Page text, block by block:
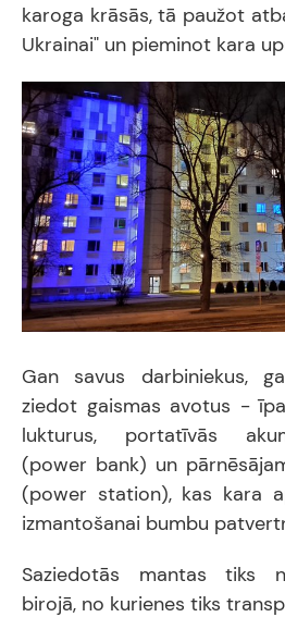
karoga krāsās, tā paužot
Ukrainai" un pieminot kara
Gan savus darbiniekus,
ziedot gaismas avotus -
lukturus, portatīvās
(power bank) un
(power station), kas kara
izmantošanai bumbu
Saziedotās mantas tiks
birojā, no kurienes tiks